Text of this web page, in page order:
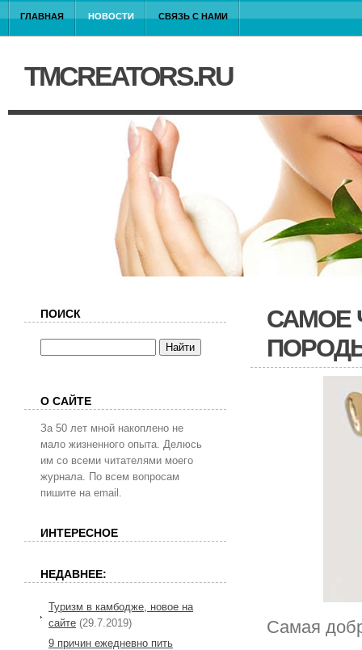
ГЛАВНАЯ НОВОСТИ СВЯЗЬ С НАМИ
TMCREATORS.RU
САМОЕ
Самая
ПОИСК
О САЙТЕ
За 50 лет мной накоплено не
мало жизненного опыта. Делюсь
им со всеми читателями моего
журнала. По всем вопросам
пишите на email.
ИНТЕРЕСНОЕ
НЕДАВНЕЕ:
Туризм в камбодже, новое на
сайте (29.7.2019)
9 причин ежедневно пить